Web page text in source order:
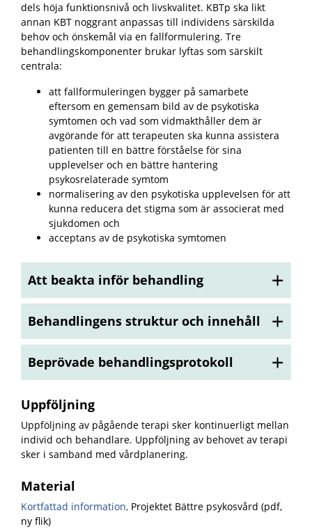
dels höja funktionsnivå och livskvalitet. KBTp ska likt
annan KBT noggrant anpassas till individens särskilda
behov och önskemål via en fallformulering. Tre
behandlingskomponenter brukar lyftas som särskilt
centrala:
att fallformuleringen bygger på samarbete
eftersom en gemensam bild av de psykotiska
symtomen och vad som vidmakthåller dem är
avgörande för att terapeuten ska kunna assistera
patienten till en bättre förståelse för sina
upplevelser och en bättre hantering
psykosrelaterade symtom
normalisering av den psykotiska upplevelsen för att
kunna reducera det stigma som är associerat med
sjukdomen och
acceptans av de psykotiska symtomen
Att beakta inför behandling
Behandlingens struktur och innehåll
Beprövade behandlingsprotokoll
Uppföljning
Uppföljning av pågående terapi sker kontinuerligt mellan
individ och behandlare. Uppföljning av behovet av terapi
sker i samband med vårdplanering.
Material
Kortfattad information, Projektet Bättre psykosvård (pdf,
ny flik)